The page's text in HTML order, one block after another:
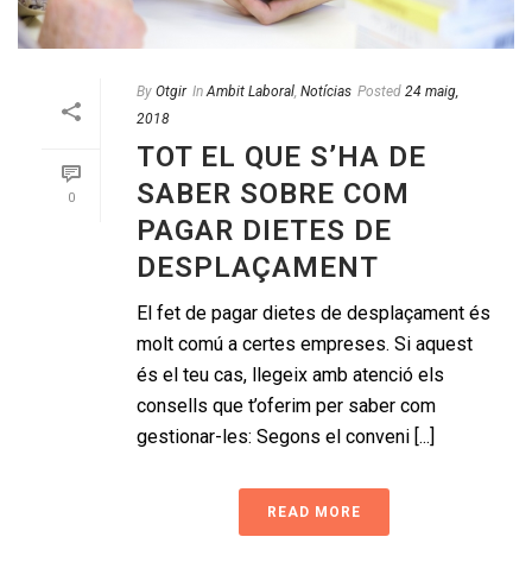
0
By Otgir In Ambit Laboral Notícias Posted 24 maig,
2018
TOT EL QUE S’HA DE
SABER SOBRE COM
PAGAR DIETES DE
DESPLAÇAMENT
El fet de pagar dietes de desplaçament és
molt comú a certes empreses. Si aquest
és el teu cas, llegeix amb atenció els
consells que t’oferim per saber com
gestionar-les: Segons el conveni [...]
READ MORE